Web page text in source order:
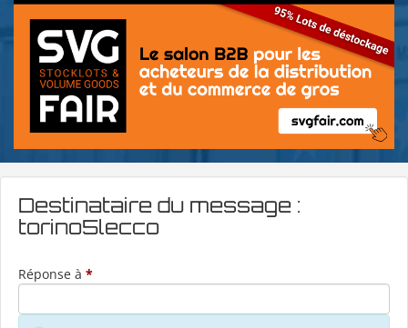
Destinataire du message :
torino5lecco
Réponse à *